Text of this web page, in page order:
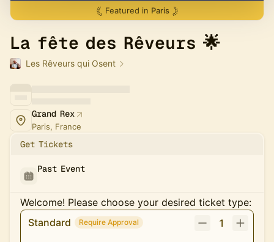
Featured in Paris
La fête des Rêveurs 🌟
Les Rêveurs qui Osent
Grand Rex
Paris, France
Get Tickets
Past Event
Welcome! Please choose your desired ticket type:
Standard
Require Approval 1